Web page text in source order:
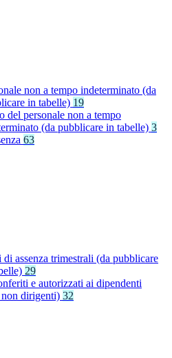
non a tempo indeterminato (da
in tabelle) 19
del personale non a tempo
(da pubblicare in tabelle) 3
63
di assenza trimestrali (da pubblicare
29
e autorizzati ai dipendenti
dirigenti) 32